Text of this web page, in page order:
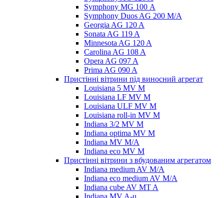
Symphony MG 100 А
Symphony Duos AG 200 M/A
Georgia AG 120 A
Sonata AG 119 A
Minnesota AG 120 A
Carolina AG 108 A
Opera AG 097 A
Prima AG 090 A
Пристінні вітрини під виносний агрегат
Louisiana 5 MV M
Louisiana LF MV M
Louisiana ULF MV M
Louisiana roll-in MV M
Indiana 3/2 MV M
Indiana optima MV M
Indiana MV M/A
Indiana eco MV M
Пристінні вітрини з вбудованим агрегатом
Indiana medium AV M/A
Indiana eco medium AV M/A
Indiana cube AV MT A
Indiana MV A-u